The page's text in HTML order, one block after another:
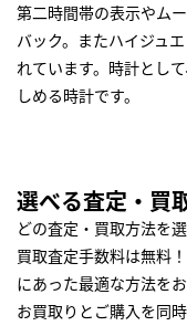
第二時間帯の表示やム
バック。またハイジュ
れています。時計とし
しめる時計です。
選べる査定・買
どの査定・買取方法を
買取査定手数料は無料
にあった最適な方法を
お買取りとご購入を同